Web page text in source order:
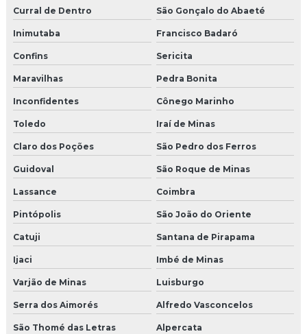
Curral de Dentro São Gonçalo do Abaeté
Inimutaba Francisco Badaró
Confins Sericita
Maravilhas Pedra Bonita
Inconfidentes Cônego Marinho
Toledo Iraí de Minas
Claro dos Poções São Pedro dos Ferros
Guidoval São Roque de Minas
Lassance Coimbra
Pintópolis São João do Oriente
Catuji Santana de Pirapama
Ijaci Imbé de Minas
Varjão de Minas Luisburgo
Serra dos Aimorés Alfredo Vasconcelos
São Thomé das Letras Alpercata